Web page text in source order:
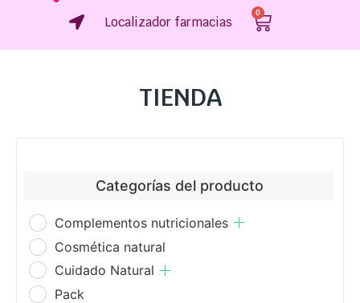
Localizador farmacias
0
TIENDA
Categorías del producto
Complementos nutricionales
Cosmética natural
Cuidado Natural
Pack